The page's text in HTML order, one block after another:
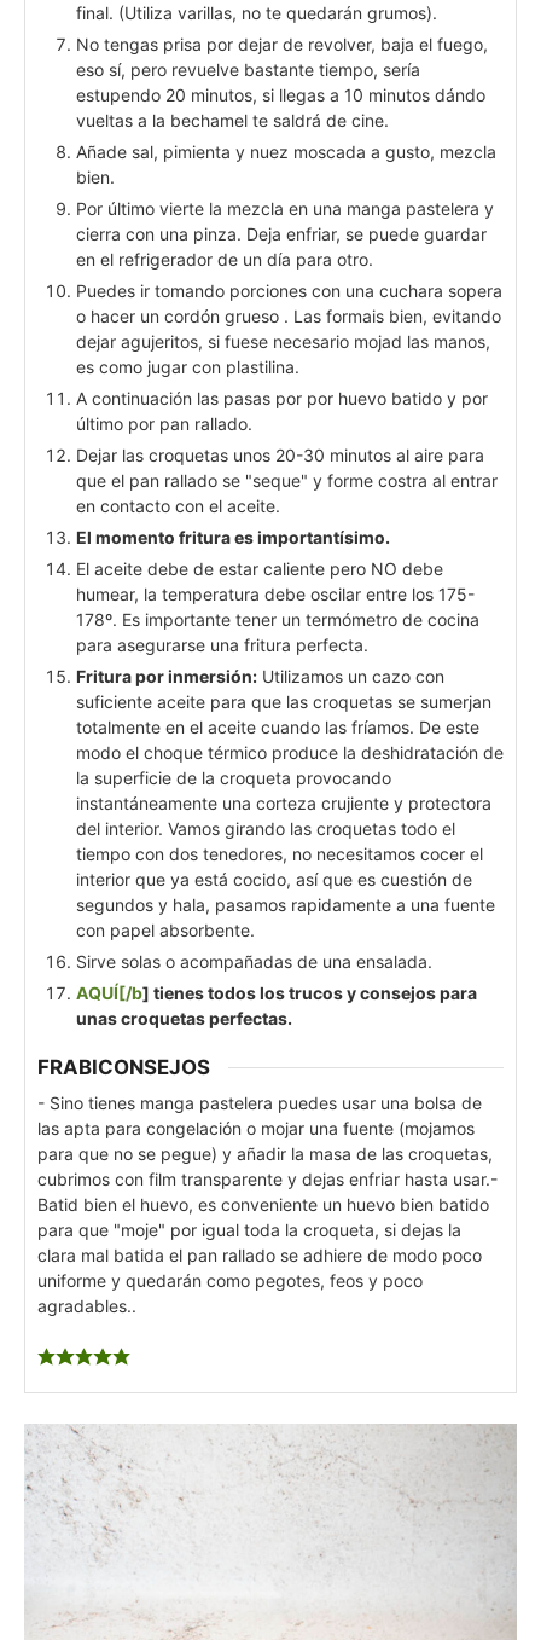
final. (Utiliza varillas, no te quedarán grumos).
No tengas prisa por dejar de revolver, baja el fuego,
eso sí, pero revuelve bastante tiempo, sería
estupendo 20 minutos, si llegas a 10 minutos dándo
vueltas a la bechamel te saldrá de cine.
Añade sal, pimienta y nuez moscada a gusto, mezcla
bien.
Por último vierte la mezcla en una manga pastelera y
cierra con una pinza. Deja enfriar, se puede guardar
en el refrigerador de un día para otro.
Puedes ir tomando porciones con una cuchara sopera
o hacer un cordón grueso . Las formais bien, evitando
dejar agujeritos, si fuese necesario mojad las manos,
es como jugar con plastilina.
A continuación las pasas por por huevo batido y por
último por pan rallado.
Dejar las croquetas unos 20-30 minutos al aire para
que el pan rallado se "seque" y forme costra al entrar
en contacto con el aceite.
El momento fritura es importantísimo.
El aceite debe de estar caliente pero NO debe
humear, la temperatura debe oscilar entre los 175-
178º. Es importante tener un termómetro de cocina
para asegurarse una fritura perfecta.
Fritura por inmersión: Utilizamos un cazo con
suficiente aceite para que las croquetas se sumerjan
totalmente en el aceite cuando las fríamos. De este
modo el choque térmico produce la deshidratación de
la superficie de la croqueta provocando
instantáneamente una corteza crujiente y protectora
del interior. Vamos girando las croquetas todo el
tiempo con dos tenedores, no necesitamos cocer el
interior que ya está cocido, así que es cuestión de
segundos y hala, pasamos rapidamente a una fuente
con papel absorbente.
Sirve solas o acompañadas de una ensalada.
AQUÍ[/b] tienes todos los trucos y consejos para
unas croquetas perfectas.
FRABICONSEJOS
- Sino tienes manga pastelera puedes usar una bolsa de
las apta para congelación o mojar una fuente (mojamos
para que no se pegue) y añadir la masa de las croquetas,
cubrimos con film transparente y dejas enfriar hasta usar.-
Batid bien el huevo, es conveniente un huevo bien batido
para que "moje" por igual toda la croqueta, si dejas la
clara mal batida el pan rallado se adhiere de modo poco
uniforme y quedarán como pegotes, feos y poco
agradables..